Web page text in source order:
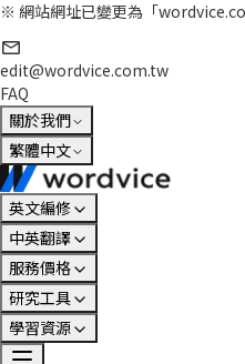
※ 網站網址已變更為「
edit@wordvice.com.tw
FAQ
關於我們
繁體中文
英文編修
中英翻譯
服務價格
研究工具
學習資源